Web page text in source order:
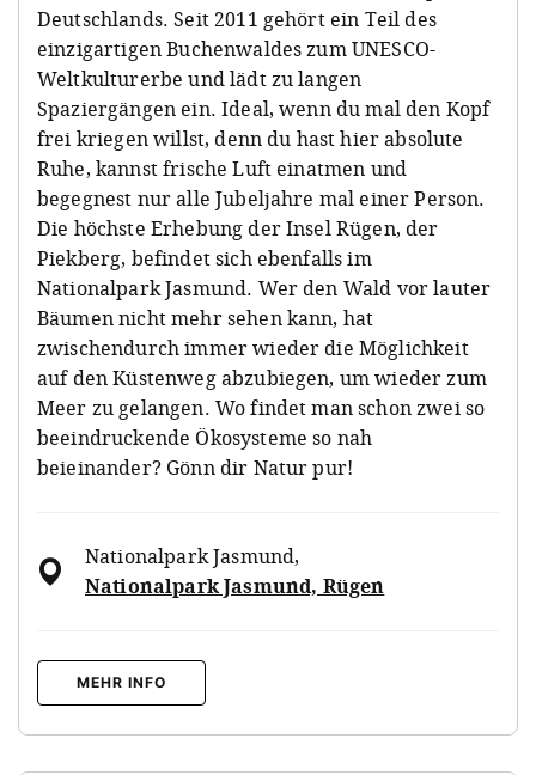
Deutschlands. Seit 2011 gehört ein Teil des
einzigartigen Buchenwaldes zum UNESCO-
Weltkulturerbe und lädt zu langen
Spaziergängen ein. Ideal, wenn du mal den Kopf
frei kriegen willst, denn du hast hier absolute
Ruhe, kannst frische Luft einatmen und
begegnest nur alle Jubeljahre mal einer Person.
Die höchste Erhebung der Insel Rügen, der
Piekberg, befindet sich ebenfalls im
Nationalpark Jasmund. Wer den Wald vor lauter
Bäumen nicht mehr sehen kann, hat
zwischendurch immer wieder die Möglichkeit
auf den Küstenweg abzubiegen, um wieder zum
Meer zu gelangen. Wo findet man schon zwei so
beeindruckende Ökosysteme so nah
beieinander? Gönn dir Natur pur!
Nationalpark Jasmund,
Nationalpark Jasmund, Rügen
MEHR INFO